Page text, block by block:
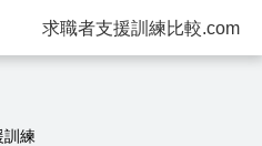
求職者支援訓練比較.com
訓練